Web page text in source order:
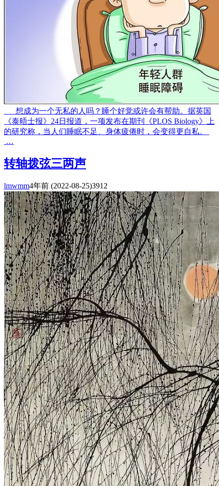
想成为一个无私的人吗？睡个好觉或许会有帮助。据英国
《泰晤士报》24日报道，一项发布在期刊《PLOS Biology》上
的研究称，当人们睡眠不足、身体疲倦时，会变得更自私。
…
转轴拨弦三两声
lmwmm4年前 (2022-08-25)3912